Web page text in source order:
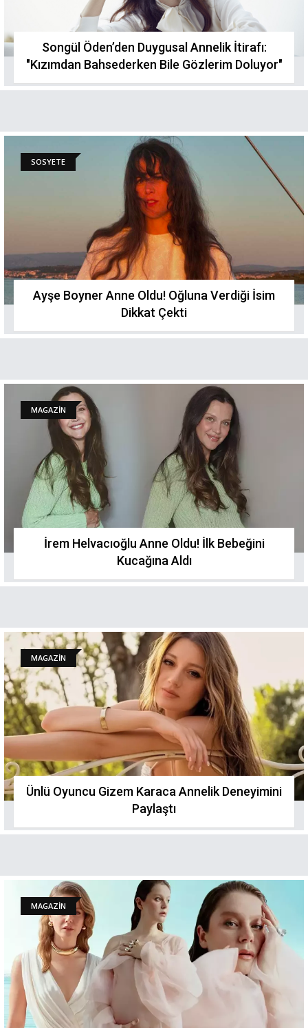
Songül Öden’den Duygusal Annelik İtirafı:
"Kızımdan Bahsederken Bile Gözlerim Doluyor"
SOSYETE
Ayşe Boyner Anne Oldu! Oğluna Verdiği İsim
Dikkat Çekti
MAGAZİN
İrem Helvacıoğlu Anne Oldu! İlk Bebeğini
Kucağına Aldı
MAGAZİN
Ünlü Oyuncu Gizem Karaca Annelik Deneyimini
Paylaştı
MAGAZİN